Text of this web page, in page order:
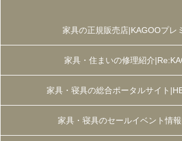
家具の正規販売店|KAGOOプレ
家具・住まいの修理紹介
家具・寝具の総合ポータルサイト
家具・寝具のセールイベント情